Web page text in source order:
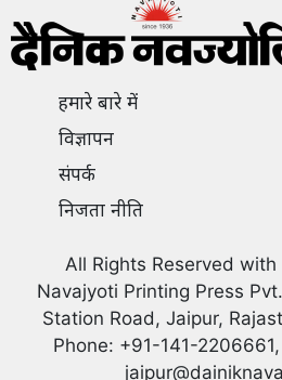
हमारे बारे में
विज्ञापन
संपर्क
निजता नीति
All Rights Reserved
Navajyoti Printing Press
Station Road, Jaipur,
Phone: +91-141-